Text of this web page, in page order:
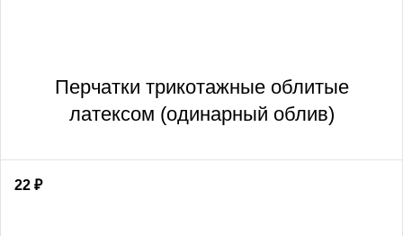
Перчатки трикотажные облитые
латексом (одинарный облив)
22 ₽